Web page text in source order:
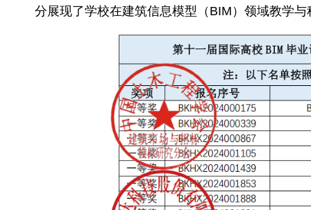
分展现了学校在建筑信息模型（BIM）领域教学